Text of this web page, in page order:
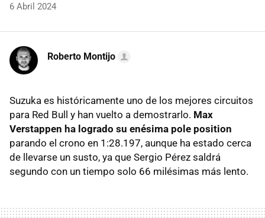
6 Abril 2024
Roberto Montijo
Suzuka es históricamente uno de los mejores circuitos
para Red Bull y han vuelto a demostrarlo. Max
Verstappen ha logrado su enésima pole position
parando el crono en 1:28.197, aunque ha estado cerca
de llevarse un susto, ya que Sergio Pérez saldrá
segundo con un tiempo solo 66 milésimas más lento.